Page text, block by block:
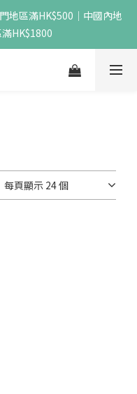
地區滿HK$500｜中國內地
HK$1800
每頁顯示 24 個